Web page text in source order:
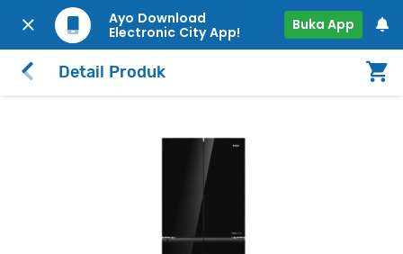
Ayo Download
Electronic City App!
Buka App
Detail Produk